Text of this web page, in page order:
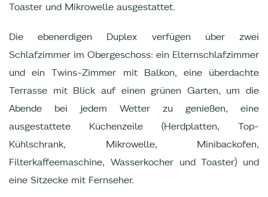
Toaster und Mikrowelle ausgestattet.
Die ebenerdigen Duplex verfügen über zwei
Schlafzimmer im Obergeschoss: ein Elternschlafzimmer
und ein Twins-Zimmer mit Balkon, eine überdachte
Terrasse mit Blick auf einen grünen Garten, um die
Abende bei jedem Wetter zu genießen, eine
ausgestattete Küchenzeile (Herdplatten, Top-
Kühlschrank, Mikrowelle, Minibackofen,
Filterkaffeemaschine, Wasserkocher und Toaster) und
eine Sitzecke mit Fernseher.